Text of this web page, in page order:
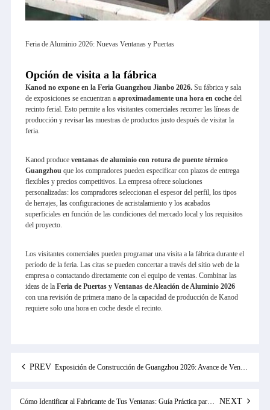
Feria de Aluminio 2026: Nuevas Ventanas y Puertas
Opción de visita a la fábrica
Kanod no expone en la Feria Guangzhou Jianbo 2026.Su fábrica y sala
de exposiciones se encuentran a aproximadamente una hora en cochedel
recinto ferial. Esto permite a los visitantes comerciales recorrer las líneas de
producción y revisar las muestras de productos justo después de visitar la
feria.
Kanod produce ventanas de aluminio con rotura de puente térmico
Guangzhouque los compradores pueden especificar con plazos de entrega
flexibles y precios competitivos. La empresa ofrece soluciones
personalizadas: los compradores seleccionan el espesor del perfil, los tipos
de herrajes, las configuraciones de acristalamiento y los acabados
superficiales en función de las condiciones del mercado local y los requisitos
del proyecto.
Los visitantes comerciales pueden programar una visita a la fábrica durante el
período de la feria. Las citas se pueden concertar a través del sitio web de la
empresa o contactando directamente con el equipo de ventas. Combinar las
ideas de la Feria de Puertas y Ventanas de Aleación de Aluminio 2026
con una revisión de primera mano de la capacidad de producción de Kanod
requiere solo una hora en coche desde el recinto.
PREV
Cómo Identificar al Fabricante de Tus Ventanas: Guía Práctica para Propietarios y Constructores NEXT